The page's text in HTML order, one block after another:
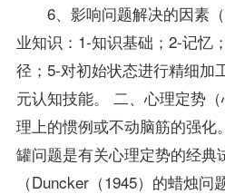
6、影响问题解决的因素（
业知识：1-知识基础；2-记忆
径；5-对初始状态进行精细加
元认知技能。 二、心理定势
理上的惯例或不动脑筋的强化
罐问题是有关心理定势的经典
（Duncker（1945）的蜡烛问